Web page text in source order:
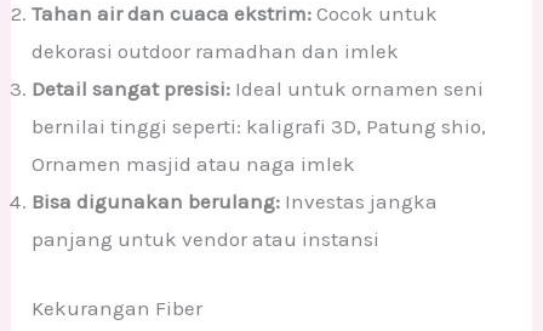
Tahan air dan cuaca ekstrim:Cocok untuk
dekorasi outdoor ramadhan dan imlek
Detail sangat presisi: Ideal untuk ornamen seni
bernilai tinggi seperti: kaligrafi 3D, Patung shio,
Ornamen masjid atau naga imlek
Bisa digunakan berulang: Investas jangka
panjang untuk vendor atau instansi
Kekurangan Fiber